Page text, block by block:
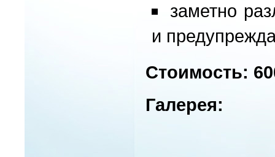
заметно
и
Стоимость:
Галерея: